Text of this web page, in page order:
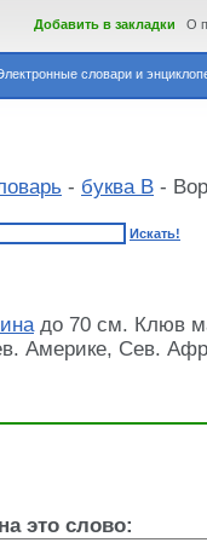
словари и
Добавить в закладки О
- буква В -
Искать!
до 70 см. Клюв
Америке, Сев.
это слово: